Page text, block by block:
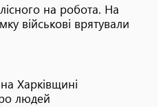
на робота. На
військові врятували
Харківщині
людей